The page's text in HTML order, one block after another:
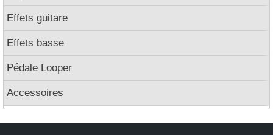
Effets guitare
Effets basse
Pédale Looper
Accessoires